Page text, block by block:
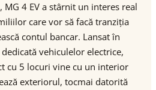
4 EV a stârnit un interes real
care vor să facă tranziția
contul bancar. Lansat în
vehiculelor electrice,
cu 5 locuri vine cu un interior
exteriorul, tocmai datorită